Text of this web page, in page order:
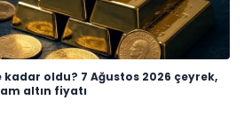
oldu? 7 Ağustos 2026 çeyrek,
altın fiyatı